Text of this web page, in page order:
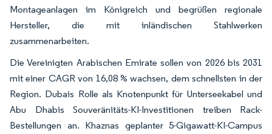
Montageanlagen im Königreich und begrüßen regionale
Hersteller, die mit inländischen Stahlwerken
zusammenarbeiten.
Die Vereinigten Arabischen Emirate sollen von 2026 bis 2031
mit einer CAGR von 16,08 % wachsen, dem schnellsten in der
Region. Dubais Rolle als Knotenpunkt für Unterseekabel und
Abu Dhabis Souveränitäts-KI-Investitionen treiben Rack-
Bestellungen an. Khaznas geplanter 5-Gigawatt-KI-Campus